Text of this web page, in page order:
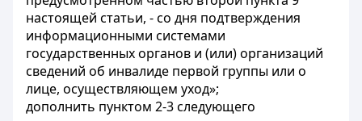
настоящей статьи, - со дня подтверждения
информационными системами
государственных органов и (или) организаций
сведений об инвалиде первой группы или о
лице, осуществляющем уход»;
дополнить пунктом 2-3 следующего